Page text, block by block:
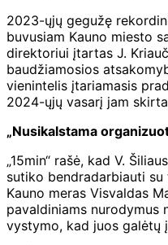
2023-ųjų gegužę
buvusiam Kauno miesto
direktoriui įtartas J.
baudžiamosios
vienintelis įtariamasis
2024-ųjų vasarį jam
„Nusikalstama
„15min“ rašė, kad V.
sutiko bendradarbiauti
Kauno meras Visvaldas
pavaldiniams
vystymo, kad juos galėtų